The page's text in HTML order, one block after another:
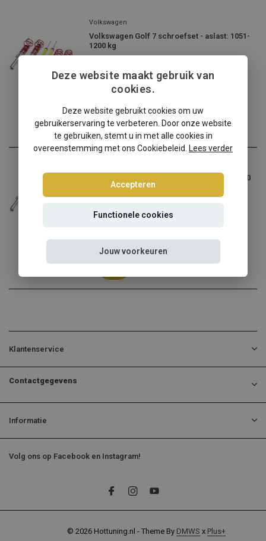
Volkswagen
Volkswagen Golf 7 schroefset - aslast: 1051-
1200 kg
€309,95
Volkswagen Golf 7 schroefset - aslast < 1050
Incl. btw
Klantenservice
Contactgegevens
Informatie
Volg ons op Facebook en Instagram!
© 2026 Hottuning.nl - Theme By DMWS x Plus+
Deze website maakt gebruik van
cookies.
Deze website gebruikt cookies om uw
gebruikerservaring te verbeteren. Door onze website
te gebruiken, stemt u in met alle cookies in
overeenstemming met ons Cookiebeleid.
Lees verder
Accepteren
Functionele cookies
Jouw voorkeuren